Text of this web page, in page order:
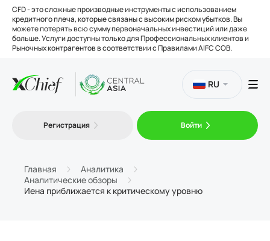
CFD - это сложные производные инструменты с использованием
кредитного плеча, которые связаны с высоким риском убытков. Вы
можете потерять всю сумму первоначальных инвестиций или даже
больше. Услуги доступны только для Профессиональных клиентов и
Рыночных контрагентов в соответствии с Правилами AIFC COB.
Торговля
Инструменты
RU
Регистрация Войти
Главная
Аналитика
Аналитические обзоры
Иена приближается к критическому уровню